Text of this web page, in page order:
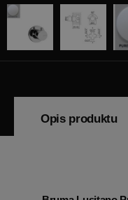
Opis produktu